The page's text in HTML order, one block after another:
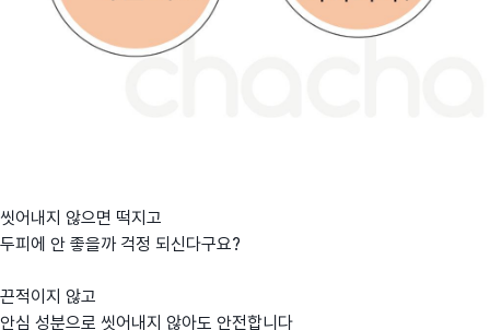
씻어내지 않으면 떡지고
두피에 안 좋을까 걱정 되신다구요?
끈적이지 않고
안심 성분으로 씻어내지 않아도 안전합니다